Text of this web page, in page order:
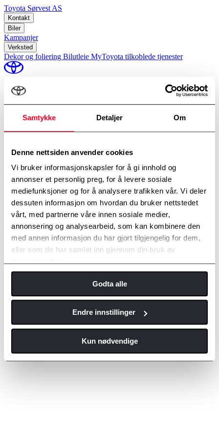
Samtykke Detaljer Om
Denne nettsiden anvender cookies
Vi bruker informasjonskapsler for å gi innhold og
annonser et personlig preg, for å levere sosiale
mediefunksjoner og for å analysere trafikken vår. Vi deler
dessuten informasjon om hvordan du bruker nettstedet
vårt, med partnerne våre innen sosiale medier,
annonsering og analysearbeid, som kan kombinere den
med annen informasjon du har gjort tilgjengelig for dem,
eller som de har samlet inn gjennom din bruk av
Godta alle
Endre innstillinger
Kun nødvendige
Toyota Sørvest AS
Kontakt
Biler
Kampanjer
Verksted
Dekor og foliering Bilutleie MyToyota tilkoblede tjenester
Bestill service
Oversikt over behandling av personopplysninger
Informasjonskapselpolicy
Copyright © Toyota Sørvest AS